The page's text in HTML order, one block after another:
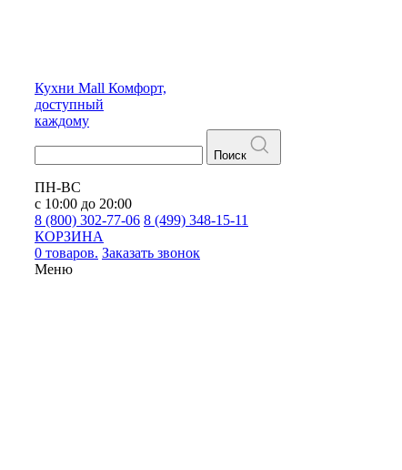
Кухни Mall Комфорт,
доступный
каждому
Поиск
ПН-ВС
с 10:00 до 20:00
8 (800) 302-77-06 8 (499) 348-15-11
КОРЗИНА
0 товаров. Заказать звонок
Меню